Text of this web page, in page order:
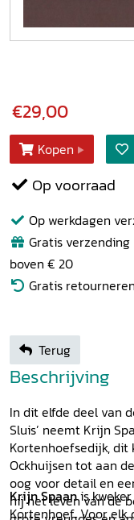
€29,00
Kopen
Op voorraad
Op werkdagen
Gratis
boven € 20
Gratis
Terug
Beschrijving
In dit elfde deel van
Sluis’ neemt Krijn
Kortenhoefsedijk, dit
Ockhuijsen tot aan
oog voor detail en
hij het leven van de
Krijn Spaanis
Kortenhoef. Voor elk